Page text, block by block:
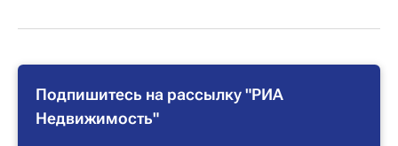
Подпишитесь на рассылку "РИА
Недвижимость"